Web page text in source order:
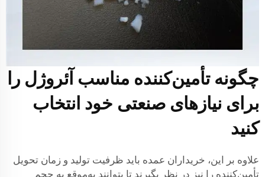
چگونه تأمین‌کننده مناسب آئروژل را
برای نیازهای صنعتی خود انتخاب
کنید
علاوه بر این، خریداران عمده باید ظرفیت تولید و زمان تحویل
تأمین‌کننده را نیز در نظر بگیرند تا بتوانند به‌موقع به حجم